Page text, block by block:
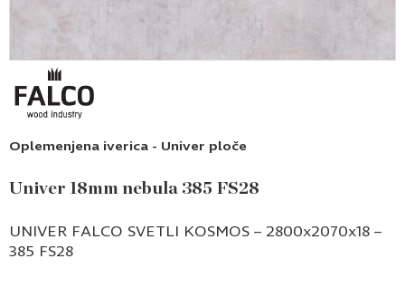
Oplemenjena iverica - Univer ploče
Univer 18mm nebula 385 FS28
UNIVER FALCO SVETLI KOSMOS – 2800x2070x18 –
385 FS28